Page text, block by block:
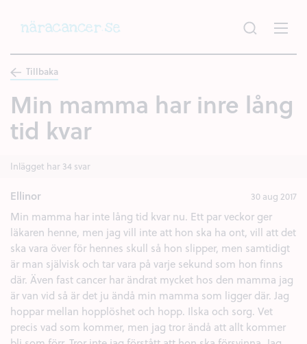
Tillbaka
Min mamma har inre lång
tid kvar
Inlägget har 34 svar
Ellinor 30 aug 2017
Min mamma har inte lång tid kvar nu. Ett par veckor ger
läkaren henne, men jag vill inte att hon ska ha ont, vill att det
ska vara över för hennes skull så hon slipper, men samtidigt
är man självisk och tar vara på varje sekund som hon finns
där. Även fast cancer har ändrat mycket hos den mamma jag
är van vid så är det ju ändå min mamma som ligger där. Jag
hoppar mellan hopplöshet och hopp. Ilska och sorg. Vet
precis vad som kommer, men jag tror ändå att allt kommer